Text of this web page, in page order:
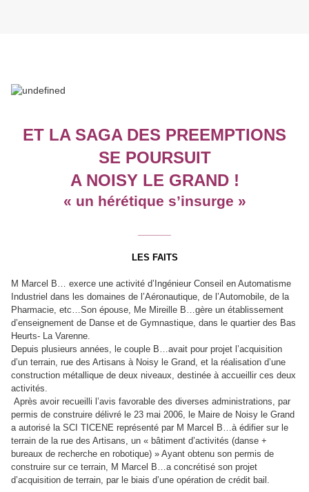
ET LA SAGA DES PREEMPTIONS
SE POURSUIT
A NOISY LE GRAND !
« un hérétique s’insurge »
LES FAITS
M Marcel B… exerce une activité d’Ingénieur Conseil en Automatisme
Industriel dans les domaines de l’Aéronautique, de l’Automobile, de la
Pharmacie, etc…Son épouse, Me Mireille B…gère un établissement
d’enseignement de Danse et de Gymnastique, dans le quartier des Bas
Heurts- La Varenne.
Depuis plusieurs années, le couple B…avait pour projet l’acquisition
d’un terrain, rue des Artisans à Noisy le Grand, et la réalisation d’une
construction métallique de deux niveaux, destinée à accueillir ces deux
activités.
Après avoir recueilli l’avis favorable des diverses administrations, par
permis de construire délivré le 23 mai 2006, le Maire de Noisy le Grand
a autorisé la SCI TICENE représenté par M Marcel B…à édifier sur le
terrain de la rue des Artisans, un « bâtiment d’activités (danse +
bureaux de recherche en robotique) » Ayant obtenu son permis de
construire sur ce terrain, M Marcel B…a concrétisé son projet
d’acquisition de terrain, par le biais d’une opération de crédit bail.